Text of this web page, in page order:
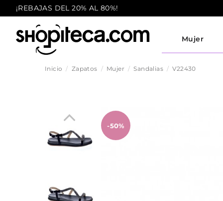
¡REBAJAS DEL 20% AL 80%!
Mujer
Inicio Zapatos Mujer Sandalias V22430
-50%